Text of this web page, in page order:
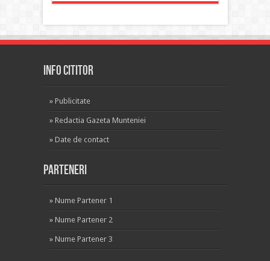
INFO CITITOR
» Publicitate
» Redactia Gazeta Munteniei
» Date de contact
Parteneri
» Nume Partener 1
» Nume Partener 2
» Nume Partener 3